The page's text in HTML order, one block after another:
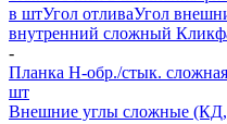
в штУгол отливаУгол
внутренний сложный
-
Планка H-обр./стык.
шт
Внешние углы сложные